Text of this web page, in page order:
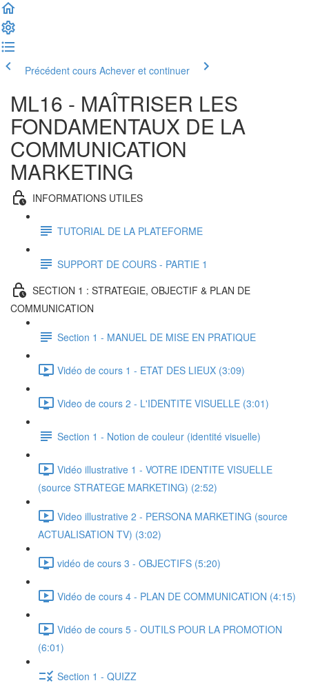
Précédent cours Achever et continuer
ML16 - MAÎTRISER LES
FONDAMENTAUX DE LA
COMMUNICATION
MARKETING
INFORMATIONS UTILES
TUTORIAL DE LA PLATEFORME
SUPPORT DE COURS - PARTIE 1
SECTION 1 : STRATEGIE, OBJECTIF & PLAN DE
COMMUNICATION
Section 1 - MANUEL DE MISE EN PRATIQUE
Vidéo de cours 1 - ETAT DES LIEUX (3:09)
Video de cours 2 - L'IDENTITE VISUELLE (3:01)
Section 1 - Notion de couleur (identité visuelle)
Vidéo illustrative 1 - VOTRE IDENTITE VISUELLE
(source STRATEGE MARKETING) (2:52)
Video illustrative 2 - PERSONA MARKETING (source
ACTUALISATION TV) (3:02)
vidéo de cours 3 - OBJECTIFS (5:20)
Vidéo de cours 4 - PLAN DE COMMUNICATION (4:15)
Vidéo de cours 5 - OUTILS POUR LA PROMOTION
(6:01)
Section 1 - QUIZZ